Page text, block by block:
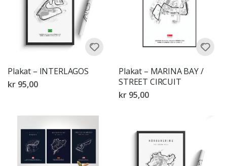
Plakat – INTERLAGOS
kr 95,00
Plakat – MARINA BAY /
STREET CIRCUIT
kr 95,00